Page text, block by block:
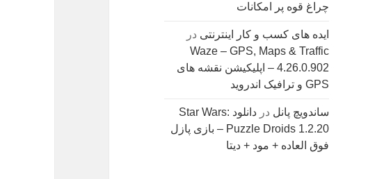
چراغ قوه پر امکانات
ایده های کسب و کار اینترنتی در
Waze – GPS, Maps & Traffic
4.26.0.902 – اپلیکیشن نقشه های
GPS و ترافیک اندروید
ساندویچ پانل در
دانلود Star Wars:
Puzzle Droids 1.2.20 – بازی پازل
فوق العاده + مود + دیتا